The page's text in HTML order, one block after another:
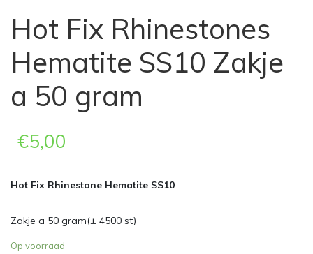
Hot Fix Rhinestones
Hematite SS10 Zakje
a 50 gram
€5,00
Hot Fix Rhinestone Hematite SS10
Zakje a 50 gram(± 4500 st)
Op voorraad